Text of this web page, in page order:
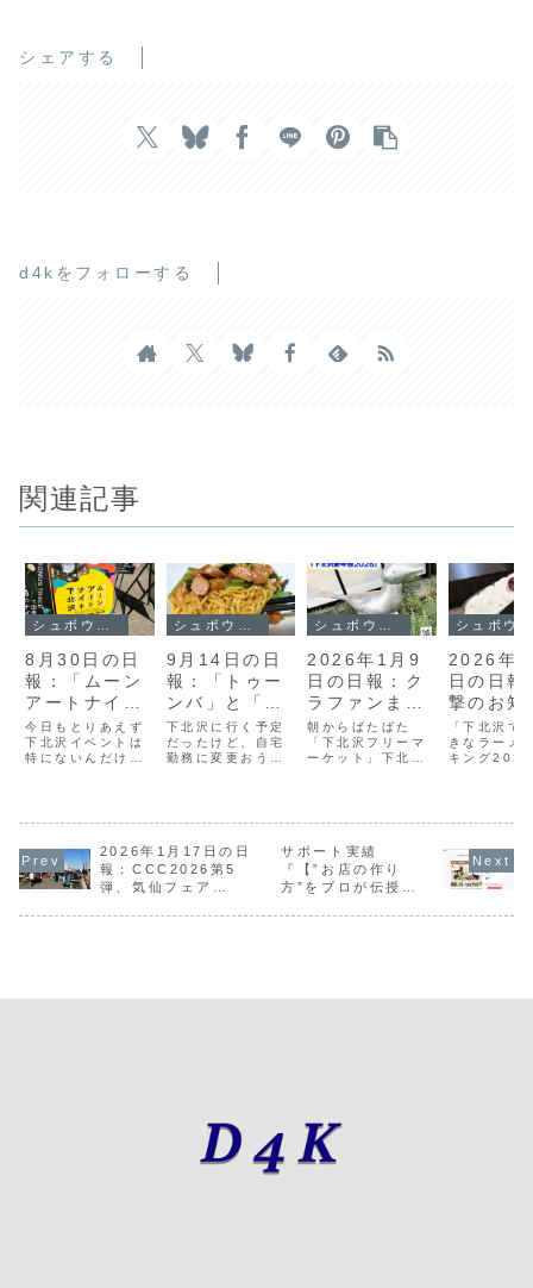
シェアする
d4kをフォローする
関連記事
8月30日の日
報：「ムーン
アートナイト
下北沢2025」
と「マムズタ
ッチ」
今日もとりあえず
下北沢イベントは
特にないんだけど
ゴが載ってる、今
年は超頑張ってこ
のイベントの全て
を伝えきりたい急
9月14日の日
報：「トゥー
ンバ」と「桜
新町100人カ
イギ」
下北沢に行く予定
だったけど、自宅
勤務に変更おうち
からホームランへ
今日もメッチャ並
んでるんだろうな
ぁランチは「トゥ
2026年1月9
日の日報：ク
ラファンまみ
れ、下北沢新
年会
朝からばたばた
「下北沢フリーマ
ーケット」下北線
ン絡みのあれこれ
とクラファン絡み
のあれこれとりあ
えず、発送したリ
2026年
日の日報
撃のお知
せ、
Crepe
ル楽しみ
「下北沢で
きなラーメ
キング
リ伸びない
氏から入電
お知らせや
2026年1月17日の日
報：CCC2026第5
弾、気仙フェア
サポート実績
『【”お店の作り
方”をプロが伝授】